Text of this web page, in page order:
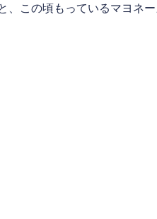
、この頃もっているマヨネ